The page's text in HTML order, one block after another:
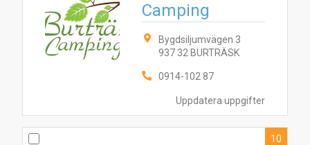
Uppdatera uppgifter
Camping
Bygdsiljumvägen 3
937 32 BURTRÄSK
0914-102 87
10